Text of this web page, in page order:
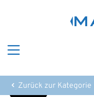
Zurück zur Kategorie